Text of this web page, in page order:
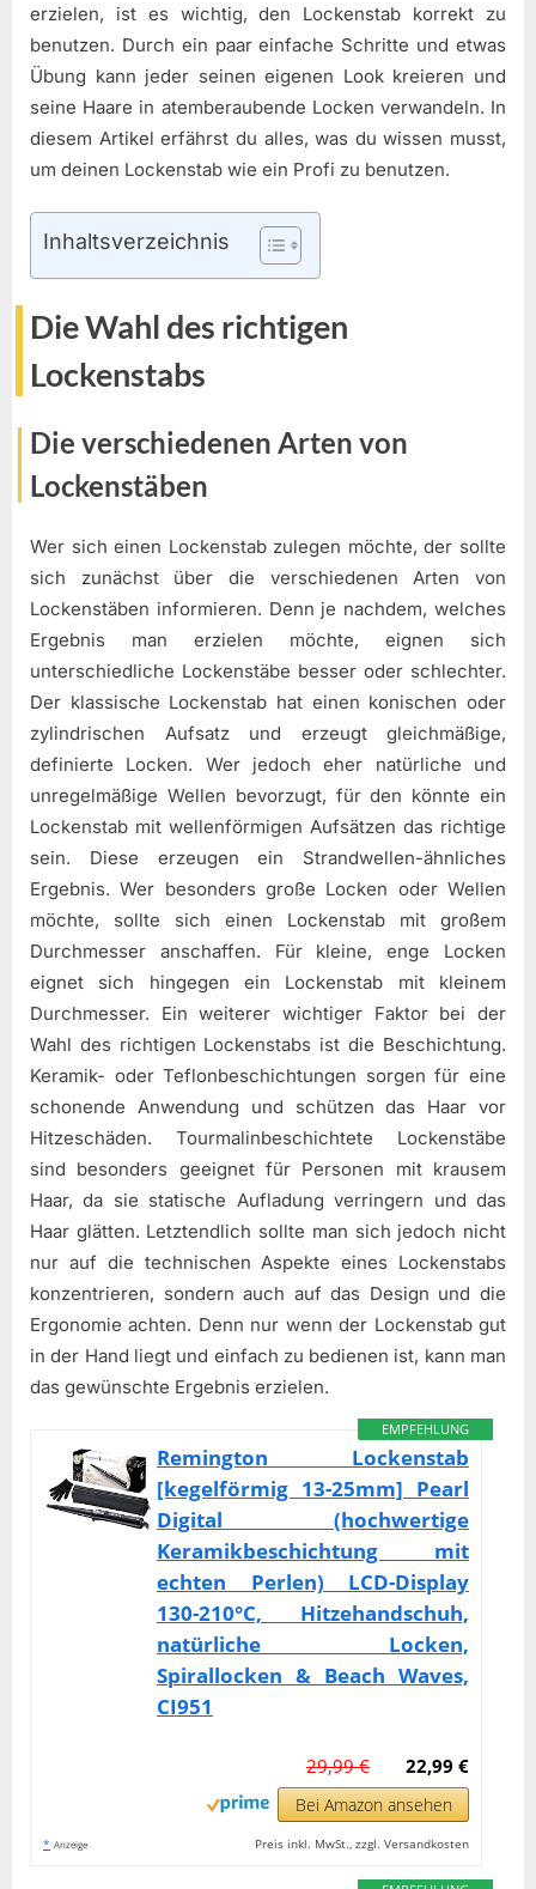
erzielen, ist es wichtig, den Lockenstab korrekt zu
benutzen. Durch ein paar einfache Schritte und etwas
Übung kann jeder seinen eigenen Look kreieren und
seine Haare in atemberaubende Locken verwandeln. In
diesem Artikel erfährst du alles, was du wissen musst,
um deinen Lockenstab wie ein Profi zu benutzen.
Inhaltsverzeichnis
Die Wahl des richtigen
Lockenstabs
Die verschiedenen Arten von
Lockenstäben
Wer sich einen Lockenstab zulegen möchte, der sollte
sich zunächst über die verschiedenen Arten von
Lockenstäben informieren. Denn je nachdem, welches
Ergebnis man erzielen möchte, eignen sich
unterschiedliche Lockenstäbe besser oder schlechter.
Der klassische Lockenstab hat einen konischen oder
zylindrischen Aufsatz und erzeugt gleichmäßige,
definierte Locken. Wer jedoch eher natürliche und
unregelmäßige Wellen bevorzugt, für den könnte ein
Lockenstab mit wellenförmigen Aufsätzen das richtige
sein. Diese erzeugen ein Strandwellen-ähnliches
Ergebnis. Wer besonders große Locken oder Wellen
möchte, sollte sich einen Lockenstab mit großem
Durchmesser anschaffen. Für kleine, enge Locken
eignet sich hingegen ein Lockenstab mit kleinem
Durchmesser. Ein weiterer wichtiger Faktor bei der
Wahl des richtigen Lockenstabs ist die Beschichtung.
Keramik- oder Teflonbeschichtungen sorgen für eine
schonende Anwendung und schützen das Haar vor
Hitzeschäden. Tourmalinbeschichtete Lockenstäbe
sind besonders geeignet für Personen mit krausem
Haar, da sie statische Aufladung verringern und das
Haar glätten. Letztendlich sollte man sich jedoch nicht
nur auf die technischen Aspekte eines Lockenstabs
konzentrieren, sondern auch auf das Design und die
Ergonomie achten. Denn nur wenn der Lockenstab gut
in der Hand liegt und einfach zu bedienen ist, kann man
das gewünschte Ergebnis erzielen.
EMPFEHLUNG
Remington Lockenstab
[kegelförmig 13-25mm] Pearl
Digital (hochwertige
Keramikbeschichtung mit
echten Perlen) LCD-Display
130-210°C, Hitzehandschuh,
natürliche Locken,
Spirallocken & Beach Waves,
CI951
22,99 €
29,99 €
Bei Amazon ansehen
* Anzeige Preis inkl. MwSt., zzgl. Versandkosten